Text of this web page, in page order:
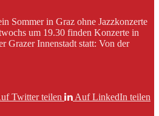
Sommer in Graz ohne Jazzkonzerte
um 19.30 finden Konzerte in
Grazer Innenstadt statt: Von der
Twitter teilen
Auf LinkedIn teilen